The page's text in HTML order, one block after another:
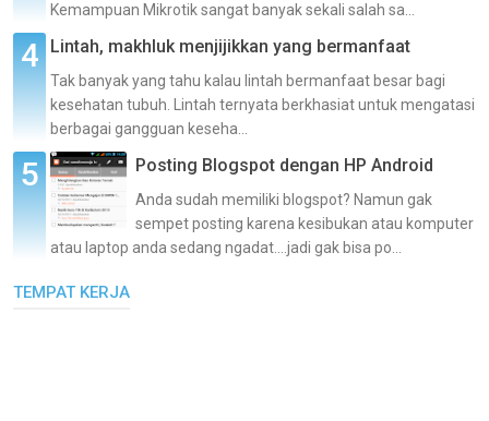
Kemampuan Mikrotik sangat banyak sekali salah sa...
Lintah, makhluk menjijikkan yang bermanfaat
Tak banyak yang tahu kalau lintah bermanfaat besar bagi
kesehatan tubuh. Lintah ternyata berkhasiat untuk mengatasi
berbagai gangguan keseha...
Posting Blogspot dengan HP Android
Anda sudah memiliki blogspot? Namun gak
sempet posting karena kesibukan atau komputer
atau laptop anda sedang ngadat....jadi gak bisa po...
TEMPAT KERJA